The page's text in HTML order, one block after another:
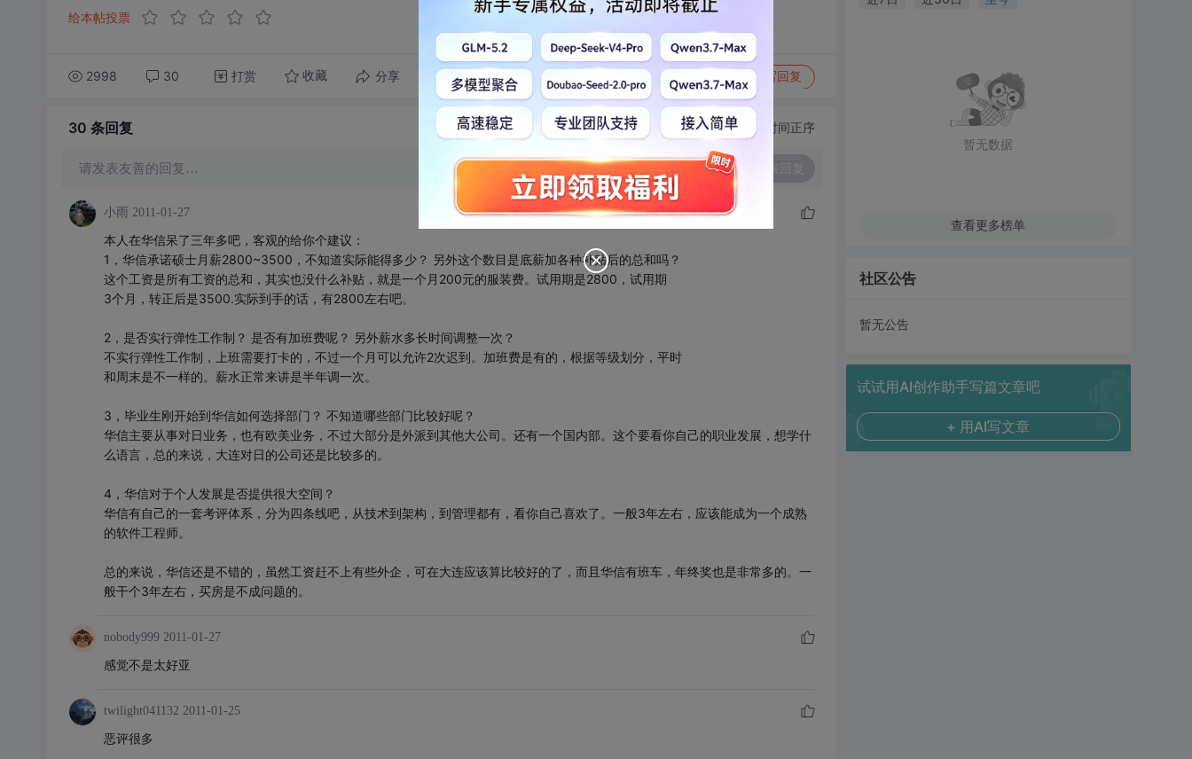
给本帖投票
2998 30 打赏 收藏 分享 转发到动态 写回复
30 条回复 切换为时间正序
请发表友善的回复…
小雨 2011-01-27
本人在华信呆了三年多吧，客观的给你个建议：
1，华信承诺硕士月薪2800~3500，不知道实际能得多少？ 另外这个数目是底薪加各种补贴后的总和吗？
这个工资是所有工资的总和，其实也没什么补贴，就是一个月200元的服装费。试用期是2800，试用期
3个月，转正后是3500.实际到手的话，有2800左右吧。
2，是否实行弹性工作制？ 是否有加班费呢？ 另外薪水多长时间调整一次？
不实行弹性工作制，上班需要打卡的，不过一个月可以允许2次迟到。加班费是有的，根据等级划分，平时
和周末是不一样的。薪水正常来讲是半年调一次。
3，毕业生刚开始到华信如何选择部门？ 不知道哪些部门比较好呢？
华信主要从事对日业务，也有欧美业务，不过大部分是外派到其他大公司。还有一个国内部。这个要看你自己的职业发展，想学什
么语言，总的来说，大连对日的公司还是比较多的。
4，华信对于个人发展是否提供很大空间？
华信有自己的一套考评体系，分为四条线吧，从技术到架构，到管理都有，看你自己喜欢了。一般3年左右，应该能成为一个成熟
的软件工程师。
总的来说，华信还是不错的，虽然工资赶不上有些外企，可在大连应该算比较好的了，而且华信有班车，年终奖也是非常多的。一
般干个3年左右，买房是不成问题的。
nobody999 2011-01-27
感觉不是太好亚
twilight041132 2011-01-25
恶评很多
暂无数据
查看更多榜单
社区公告
暂无公告
试试用AI创作助手写篇文章吧
+ 用AI写文章